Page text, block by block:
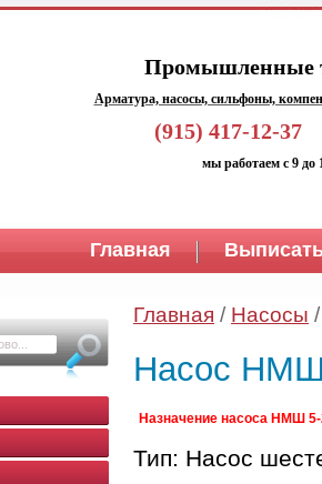
Промышленные
Арматура, насосы, сильфоны,
(915) 417-
мы работаем с 9 до
Главная
Главная / Насосы
Насос
Назначение насоса НМШ
Тип: Насос